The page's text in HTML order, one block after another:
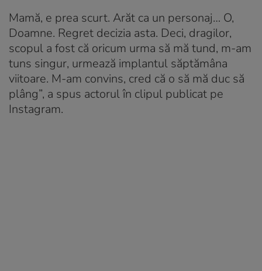
Mamă, e prea scurt. Arăt ca un personaj… O,
Doamne. Regret decizia asta. Deci, dragilor,
scopul a fost că oricum urma să mă tund, m-am
tuns singur, urmează implantul săptămâna
viitoare. M-am convins, cred că o să mă duc să
plâng”, a spus actorul în clipul publicat pe
Instagram.